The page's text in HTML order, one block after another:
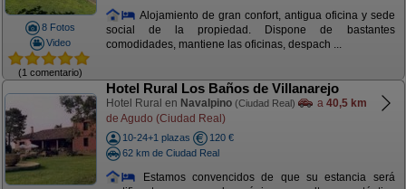
8 Fotos
Video
(1 comentario)
Alojamiento de gran confort, antigua oficina y sede
social de la propiedad. Dispone de bastantes
comodidades, mantiene las oficinas, despach ...
Hotel Rural Los Baños de Villanarejo
Hotel Rural en Navalpino (Ciudad Real) a 40,5 km
de Agudo (Ciudad Real)
10-24+1 plazas
120 €
62 km de Ciudad Real
Estamos convencidos de que su estancia será